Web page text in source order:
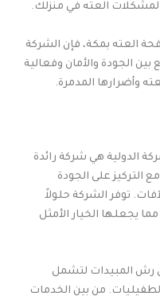
لمشكلات العته في منزلك.
العته بمكة، فإن الشركة
بين الجودة والأمان وفعالية
وأضرارها المدمرة.
الدولية هي شركة رائدة
التركيز على الجودة
توفر الشركة حلولاً
يجعلها الخيار الأمثل
رش المبيدات لتشمل
من بين الخدمات